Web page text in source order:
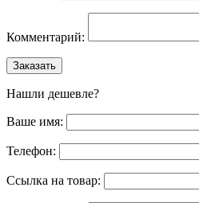
Комментарий:
Заказать
Нашли дешевле?
Ваше имя:
Телефон:
Ссылка на товар: